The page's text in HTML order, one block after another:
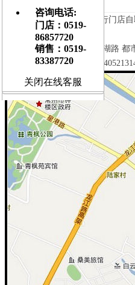
] [ 小
您也可以选择 到我们飞琴行门店
地址：江苏常州 钟楼区 星湖路 都
电话：0519-86857720
咨询电话:
门店：0519-
86857720
销售：0519-
83387720
关闭在线客服